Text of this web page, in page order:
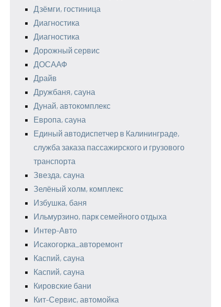
Дзёмги, гостиница
Диагностика
Диагностика
Дорожный сервис
ДОСААФ
Драйв
Дружбаня, сауна
Дунай, автокомплекс
Европа, сауна
Единый автодиспетчер в Калининграде,
служба заказа пассажирского и грузового
транспорта
Звезда, сауна
Зелёный холм, комплекс
Избушка, баня
Ильмурзино, парк семейного отдыха
Интер-Авто
Исакогорка_авторемонт
Каспий, сауна
Каспий, сауна
Кировские бани
Кит-Сервис, автомойка